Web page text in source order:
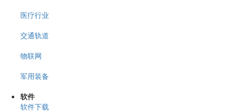
医疗行业
交通轨道
物联网
军用装备
软件
软件下载